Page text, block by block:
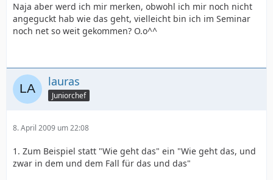
Naja aber werd ich mir merken, obwohl ich mir noch nicht
angeguckt hab wie das geht, vielleicht bin ich im Seminar
noch net so weit gekommen? O.o^^
lauras
Juniorchef
8. April 2009 um 22:08
1. Zum Beispiel statt "Wie geht das" ein "Wie geht das, und
zwar in dem und dem Fall für das und das"